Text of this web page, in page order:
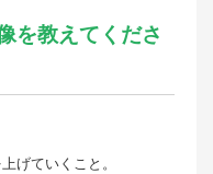
を教えてくださ
げていくこと。